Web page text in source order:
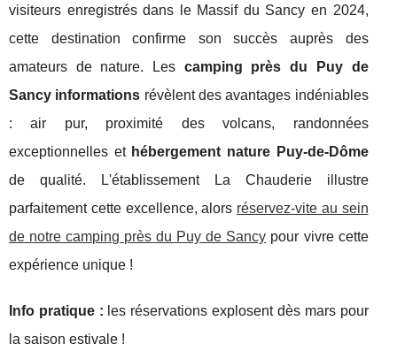
visiteurs enregistrés dans le Massif du Sancy en 2024,
cette destination confirme son succès auprès des
amateurs de nature. Les camping près du Puy de
Sancy informations révèlent des avantages indéniables
: air pur, proximité des volcans, randonnées
exceptionnelles et hébergement nature Puy-de-Dôme
de qualité. L'établissement La Chauderie illustre
parfaitement cette excellence, alors réservez-vite au sein
de notre camping près du Puy de Sancy pour vivre cette
expérience unique !
Info pratique : les réservations explosent dès mars pour
la saison estivale !